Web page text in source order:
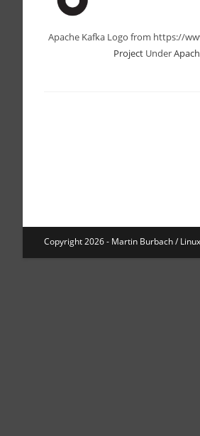
Apache Kafka Logo from https://
ProjectUnder
Copyright 2026 - Martin Burbach /